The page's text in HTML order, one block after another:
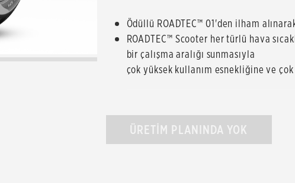
Ödüllü ROADTEC™ 01'den ilham
ROADTEC™ Scooter her türlü hava
bir çalışma aralığı sunmasıyla
çok yüksek kullanım esnekliğine ve
ÜRETİM PLANINDA YOK